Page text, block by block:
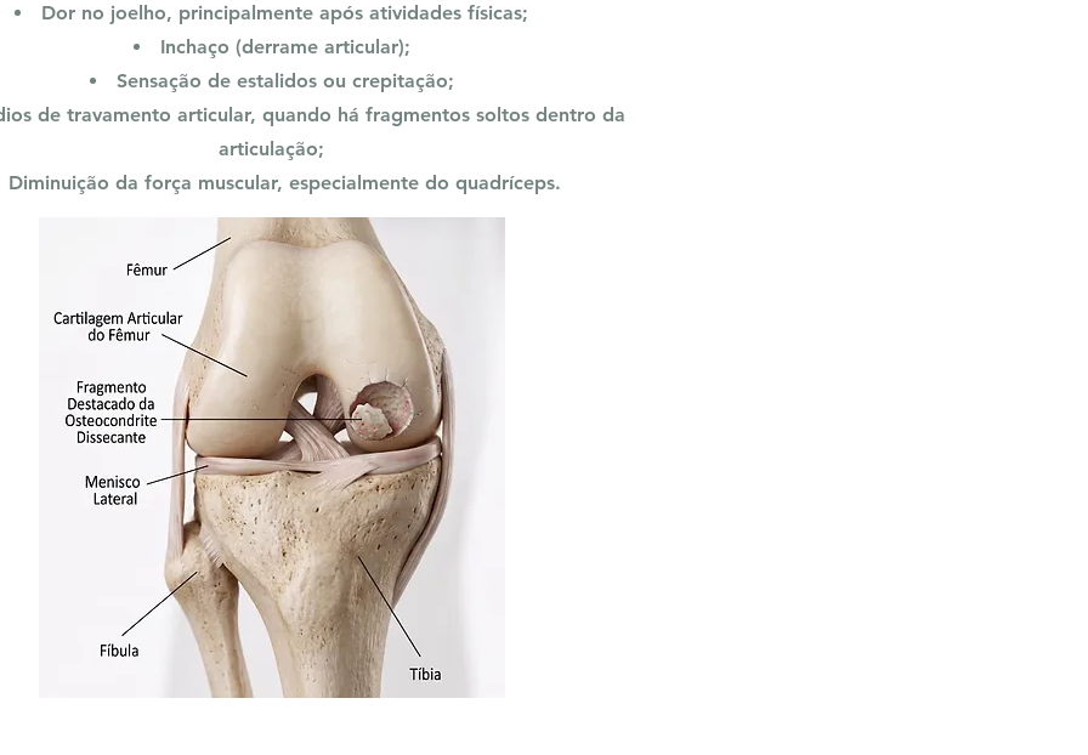
Dor no joelho, principalmente após atividades físicas;
Inchaço (derrame articular);
Sensação de estalidos ou crepitação;
de travamento articular, quando há fragmentos soltos dentro da
articulação;
Diminuição da força muscular, especialmente do quadríceps.